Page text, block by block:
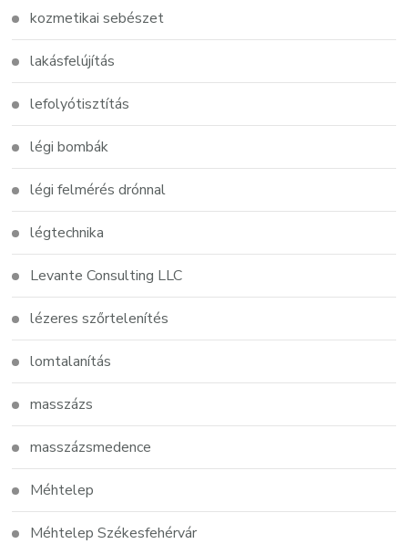
kozmetikai sebészet
lakásfelújítás
lefolyótisztítás
légi bombák
légi felmérés drónnal
légtechnika
Levante Consulting LLC
lézeres szőrtelenítés
lomtalanítás
masszázs
masszázsmedence
Méhtelep
Méhtelep Székesfehérvár